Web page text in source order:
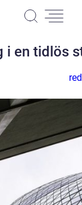
i en tidlös